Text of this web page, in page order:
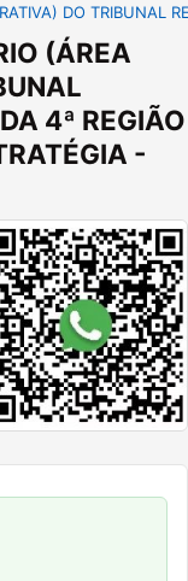
DO TRIBUNAL
(ÁREA
4ª REGIÃO
-